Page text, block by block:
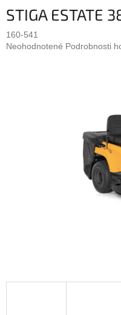
STIGA ESTATE
160-541
Priemerné
Neohodnotené Podrobnosti